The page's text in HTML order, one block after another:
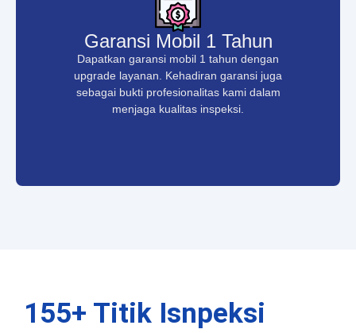
Garansi Mobil 1 Tahun
Dapatkan garansi mobil 1 tahun dengan
upgrade layanan. Kehadiran garansi juga
sebagai bukti profesionalitas kami dalam
menjaga kualitas inspeksi.
155+ Titik Isnpeksi